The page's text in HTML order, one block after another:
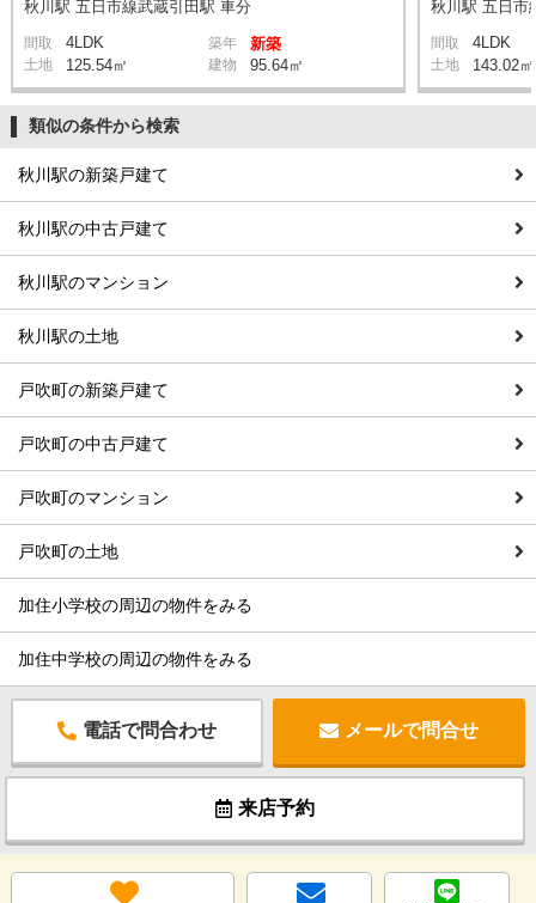
秋川駅 五日市線武蔵引田駅 車分
間取 4LDK 築年 新築
土地 125.54㎡ 建物 95.64㎡
秋川駅 五日市
間取 4LDK
土地 143.02㎡
類似の条件から検索
秋川駅の新築戸建て
秋川駅の中古戸建て
秋川駅のマンション
秋川駅の土地
戸吹町の新築戸建て
戸吹町の中古戸建て
戸吹町のマンション
戸吹町の土地
加住小学校の周辺の物件をみる
加住中学校の周辺の物件をみる
電話で問合わせ メールで問合せ
来店予約